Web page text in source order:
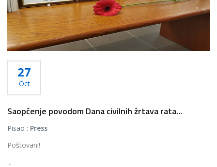
27
Oct
Saopćenje povodom Dana civilnih žrtava rata...
Pisao : Press
Poštovani!
...